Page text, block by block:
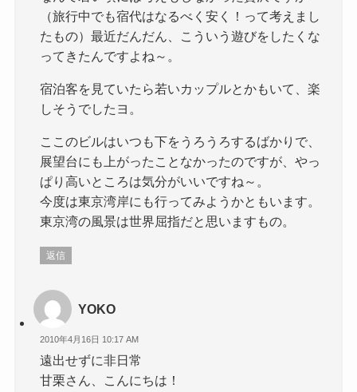
（旅行中でも宿代はなるべく安く！って考えまし
たもの）最近だんだん、こういう遊びをしたくな
ってきたんですよね～。
宿泊客を見ていたら若いカップルとかもいて、楽
しそうでしたヨ。
ここのビルはいつも下をうろうろするばかりで、
展望台にも上がったことなかったのですが、やっ
ぱり高いところは気分がいいですね～。
今度は東京湾岸にも行ってみようかともいます。
東京湾の風景は世界屈指だと思いますもの。
返信
YOKO
2010年4月16日 10:17 AM
遠出せずに非日常
甘栗さん、こんにちは！